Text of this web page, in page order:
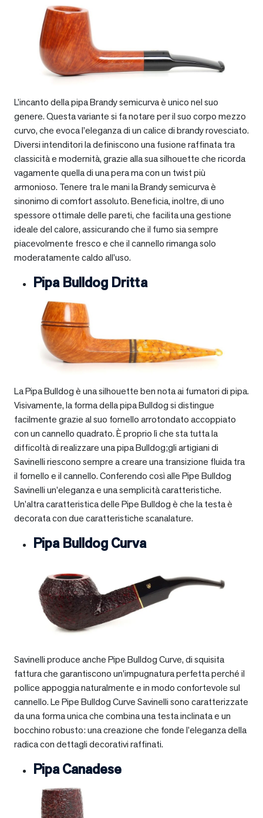
L’incanto della pipa Brandy semicurva è unico nel suo
genere. Questa variante si fa notare per il suo corpo mezzo
curvo, che evoca l’eleganza di un calice di brandy rovesciato.
Diversi intenditori la definiscono una fusione raffinata tra
classicità e modernità, grazie alla sua silhouette che ricorda
vagamente quella di una pera ma con un twist più
armonioso. Tenere tra le mani la Brandy semicurva è
sinonimo di comfort assoluto. Beneficia, inoltre, di uno
spessore ottimale delle pareti, che facilita una gestione
ideale del calore, assicurando che il fumo sia sempre
piacevolmente fresco e che il cannello rimanga solo
moderatamente caldo all’uso.
Pipa Bulldog Dritta
La Pipa Bulldog è una silhouette ben nota ai fumatori di pipa.
Visivamente, la forma della pipa Bulldog si distingue
facilmente grazie al suo fornello arrotondato accoppiato
con un cannello quadrato. È proprio lì che sta tutta la
difficoltà di realizzare una pipa Bulldog;gli artigiani di
Savinelli riescono sempre a creare una transizione fluida tra
il fornello e il cannello. Conferendo così alle Pipe Bulldog
Savinelli un’eleganza e una semplicità caratteristiche.
Un’altra caratteristica delle Pipe Bulldog è che la testa è
decorata con due caratteristiche scanalature.
Pipa Bulldog Curva
Savinelli produce anche Pipe Bulldog Curve, di squisita
fattura che garantiscono un’impugnatura perfetta perché il
pollice appoggia naturalmente e in modo confortevole sul
cannello. Le Pipe Bulldog Curve Savinelli sono caratterizzate
da una forma unica che combina una testa inclinata e un
bocchino robusto: una creazione che fonde l’eleganza della
radica con dettagli decorativi raffinati.
Pipa Canadese